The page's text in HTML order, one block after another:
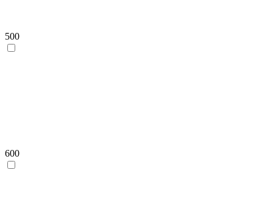
500
600